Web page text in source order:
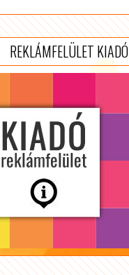
REKLÁMFELÜLET KIADÓ